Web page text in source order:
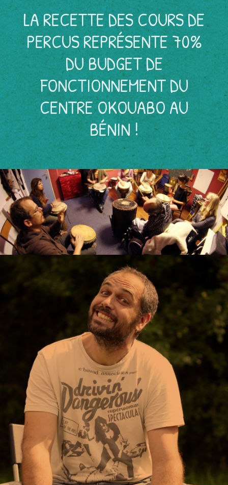
LA RECETTE DES COURS DE
PERCUS REPRÉSENTE 70%
DU BUDGET DE
FONCTIONNEMENT DU
CENTRE OKOUABO AU
BÉNIN !